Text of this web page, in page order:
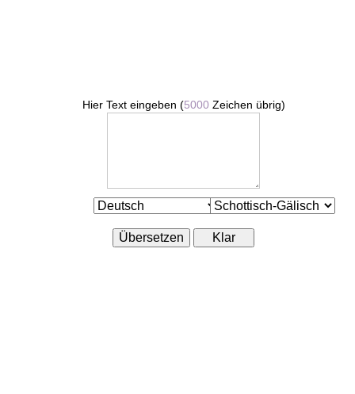
Hier Text eingeben (5000Zeichen übrig)